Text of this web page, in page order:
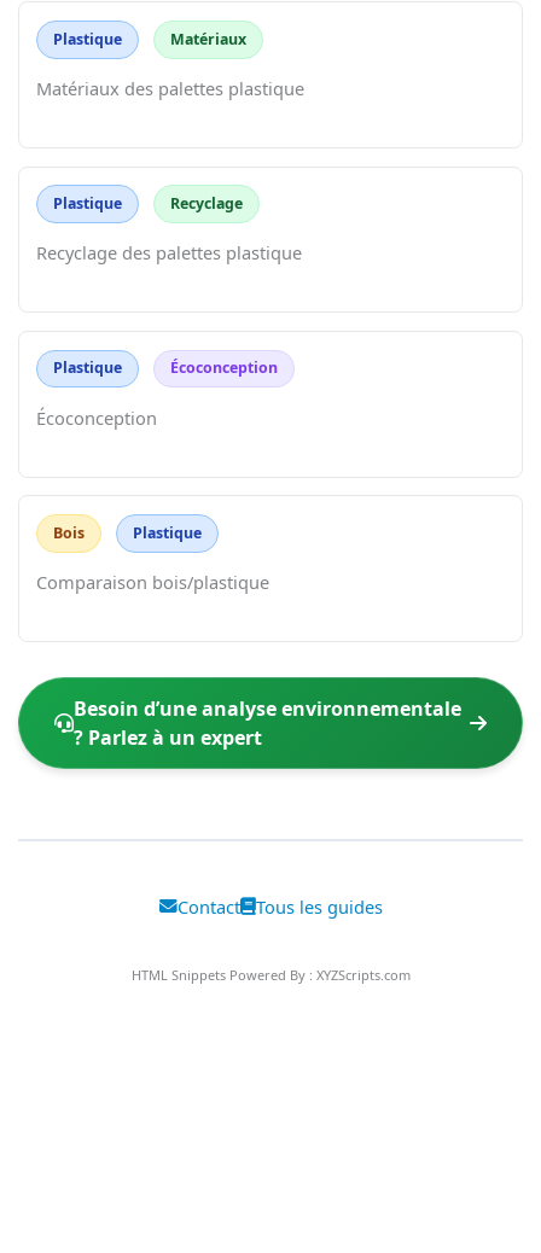
Plastique Matériaux
Matériaux des palettes plastique
Plastique Recyclage
Recyclage des palettes plastique
Plastique Écoconception
Écoconception
Bois Plastique
Comparaison bois/plastique
Besoin d’une analyse environnementale
? Parlez à un expert
Contact Tous les guides
HTML SnippetsPowered By : XYZScripts.com